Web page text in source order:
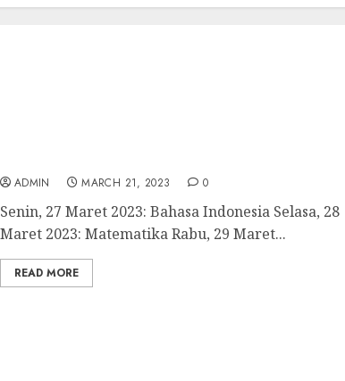
ADMIN MARCH 21, 2023 0
Senin, 27 Maret 2023: Bahasa Indonesia Selasa, 28
Maret 2023: Matematika Rabu, 29 Maret...
READ MORE